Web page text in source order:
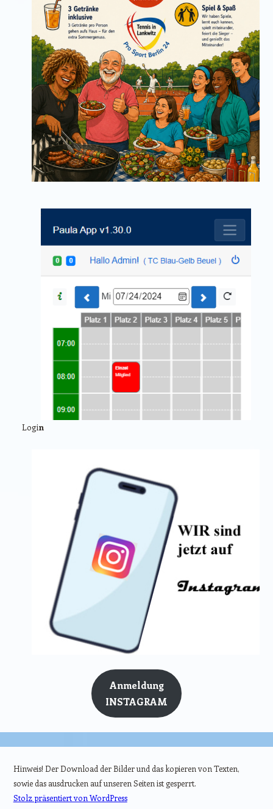
Login
Anmeldung
INSTAGRAM
Hinweis! Der Download der Bilder und das kopieren von Texten,
sowie das ausdrucken auf unseren Seiten ist gesperrt.
Stolz präsentiert von WordPress